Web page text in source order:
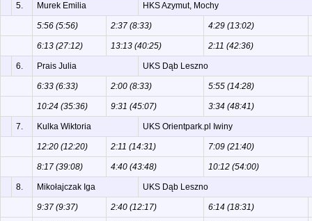
5. Murek Emilia HKS Azymut, Mochy
5:56 (5:56) 2:37 (8:33) 4:29 (13:02)
6:13 (27:12) 13:13 (40:25) 2:11 (42:36)
6. Prais Julia UKS Dąb Leszno
6:33 (6:33) 2:00 (8:33) 5:55 (14:28)
10:24 (35:36) 9:31 (45:07) 3:34 (48:41)
7. Kulka Wiktoria UKS Orientpark.pl Iwiny
12:20 (12:20) 2:11 (14:31) 7:09 (21:40)
8:17 (39:08) 4:40 (43:48) 10:12 (54:00)
8. Mikołajczak Iga UKS Dąb Leszno
9:37 (9:37) 2:40 (12:17) 6:14 (18:31)